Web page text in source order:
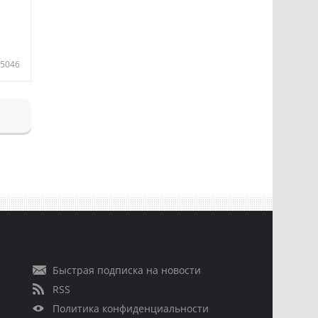
5046
Быстрая подписка на новости
RSS
Политика конфиденциальности